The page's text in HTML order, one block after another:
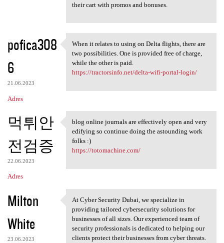
their cart with promos and bonuses.
pofica308
6
21.06.2023
Adres
When it relates to using on
When it relates to using on Delta flights, there are
two possibilities. One is provided free of charge,
while the other is paid.
https://tractorsinfo.net/delta-wifi-portal-login/
먹튀안
전검증
22.06.2023
Adres
blog online journals are
blog online journals are effectively open and very
edifying so continue doing the astounding work
folks :)
https://totomachine.com/
Milton
White
23.06.2023
At Cyber Security Dubai, we
At Cyber Security Dubai, we specialize in
providing tailored cybersecurity solutions for
businesses of all sizes. Our experienced team of
security professionals is dedicated to helping our
clients protect their businesses from cyber threats.